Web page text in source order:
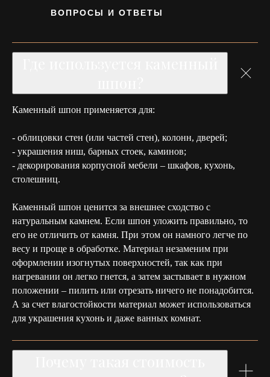
ВОПРОСЫ И ОТВЕТЫ
Каменный шпон применяется для:
- облицовки стен (или частей стен), колонн, дверей;
- украшения ниш, барных стоек, каминов;
- декорирования корпусной мебели – шкафов, кухонь,
столешниц.
Каменный шпон ценится за внешнее сходство с
натуральным камнем. Если шпон уложить правильно, то
его не отличить от камня. При этом он намного легче по
весу и проще в обработке. Материал незаменим при
оформлении изогнутых поверхностей, так как при
нагревании он легко гнется, а затем застывает в нужном
положении – пилить или отрезать ничего не понадобится.
А за счет влагостойкости материал может использоваться
для украшения кухонь и даже ванных комнат.